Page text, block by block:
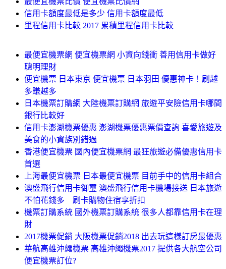
信用卡額度最低是多少 信用卡額度最低
里程信用卡比較 2017 累積里程信用卡比較
最便宜機票網 便宜機票網 小資向錢衝 善用信用卡做好
聰明理財
便宜機票 日本東京 便宜機票 日本羽田 優惠神卡！刷越
多賺越多
日本機票訂購網 大陸機票訂購網 旅遊平安險信用卡哪間
銀行比較好
信用卡澎湖機票優惠 澎湖機票優惠票價查詢 喜愛旅遊及
美食的小資族別錯過
香港便宜機票 國內便宜機票網 最狂旅遊必備優惠信用卡
首選
上海最便宜機票 日本最便宜機票 目前手中的信用卡組合
澳盛飛行信用卡御璽 澳盛飛行信用卡機場接送 日本旅遊
不怕花錢多 刷卡購物住宿享折扣
機票訂購系統 國外機票訂購系統 很多人都靠信用卡在理
財
2017機票促銷 大阪機票促銷2018 出去玩這樣訂房最優惠
華航高雄沖繩機票 高雄沖繩機票2017 提供各大航空公司
便宜機票訂位?